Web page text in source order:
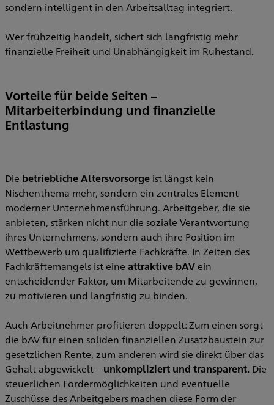
sondern intelligent in den Arbeitsalltag integriert.
Wer frühzeitig handelt, sichert sich langfristig mehr
finanzielle Freiheit und Unabhängigkeit im Ruhestand.
Vorteile für beide Seiten –
Mitarbeiterbindung und finanzielle
Entlastung
Die betriebliche Altersvorsorge ist längst kein
Nischenthema mehr, sondern ein zentrales Element
moderner Unternehmensführung. Arbeitgeber, die sie
anbieten, stärken nicht nur die soziale Verantwortung
ihres Unternehmens, sondern auch ihre Position im
Wettbewerb um qualifizierte Fachkräfte. In Zeiten des
Fachkräftemangels ist eine attraktive bAV ein
entscheidender Faktor, um Mitarbeitende zu gewinnen,
zu motivieren und langfristig zu binden.
Auch Arbeitnehmer profitieren doppelt: Zum einen sorgt
die bAV für einen soliden finanziellen Zusatzbaustein zur
gesetzlichen Rente, zum anderen wird sie direkt über das
Gehalt abgewickelt – unkompliziert und transparent. Die
steuerlichen Fördermöglichkeiten und eventuelle
Zuschüsse des Arbeitgebers machen diese Form der